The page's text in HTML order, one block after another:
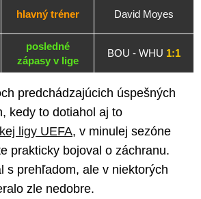
hlavný tréner David Moyes
posledné
zápasy v lige
BOU - WHU 1:1
predchádzajúcich úspešných
kedy to dotiahol aj to
ligy UEFA, v minulej sezóne
prakticky bojoval o záchranu.
s prehľadom, ale v niektorých
zle nedobre.